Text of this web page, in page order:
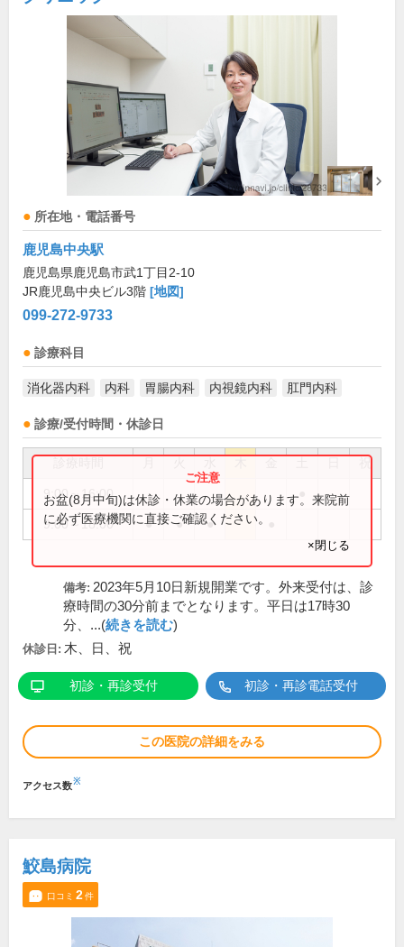
所在地・電話番号
鹿児島中央駅
鹿児島県鹿児島市武1丁目2-10
JR鹿児島中央ビル3階 [地図]
099-272-9733
診療科目
消化器内科 内科 胃腸内科 内視鏡内科 肛門内科
診療/受付時間・休診日
祝
9:00～16:00
9:00～18:00 ● ● ●
お盆(8月中旬)は休診・休業の場合があります。来院前
に必ず医療機関に直接ご確認ください。
×閉じる
備考: 2023年5月10日新規開業です。外来受付は、診
療時間の30分前までとなります。平日は17時30
分、...(続きを読む)
休診日: 木、日、祝
初診・再診受付 初診・再診電話受付
この医院の詳細をみる
アクセス数※
鮫島病院
口コミ 2件